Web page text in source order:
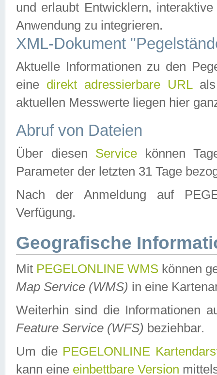
und erlaubt Entwicklern,
Anwendung zu integrieren.
XML-Dokument
Aktuelle Informationen zu den
eine direkt adressierbare URLals
aktuellen Messwerte liegen hier
Abruf von Dateien
Über diesen Service können
Parameter der letzten 31 Tage
Nach der Anmeldung auf
Verfügung.
Geografische
Mit PEGELONLINE WMS können
Map Service (WMS) in eine
Weiterhin sind die Informationen
Feature Service (WFS) beziehbar.
Um die PEGELONLINE
kann eine einbettbare Version